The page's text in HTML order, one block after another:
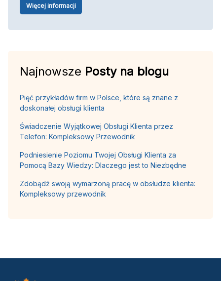
Więcej informacji
Najnowsze Posty na blogu
Pięć przykładów firm w Polsce, które są znane z
doskonałej obsługi klienta
Świadczenie Wyjątkowej Obsługi Klienta przez
Telefon: Kompleksowy Przewodnik
Podniesienie Poziomu Twojej Obsługi Klienta za
Pomocą Bazy Wiedzy: Dlaczego jest to Niezbędne
Zdobądź swoją wymarzoną pracę w obsłudze klienta:
Kompleksowy przewodnik